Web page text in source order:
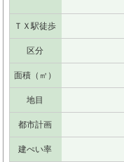
ＴＸ駅徒歩
区分
面積（㎡）
地目
都市計画
建ぺい率